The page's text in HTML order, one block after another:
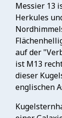
Messier 13
Herkules
auf der
ist M13
dieser
englischen